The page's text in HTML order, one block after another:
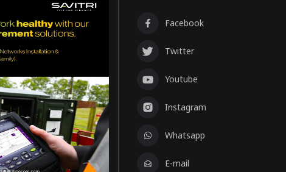
Facebook
Twitter
Youtube
Instagram
Whatsapp
E-mail